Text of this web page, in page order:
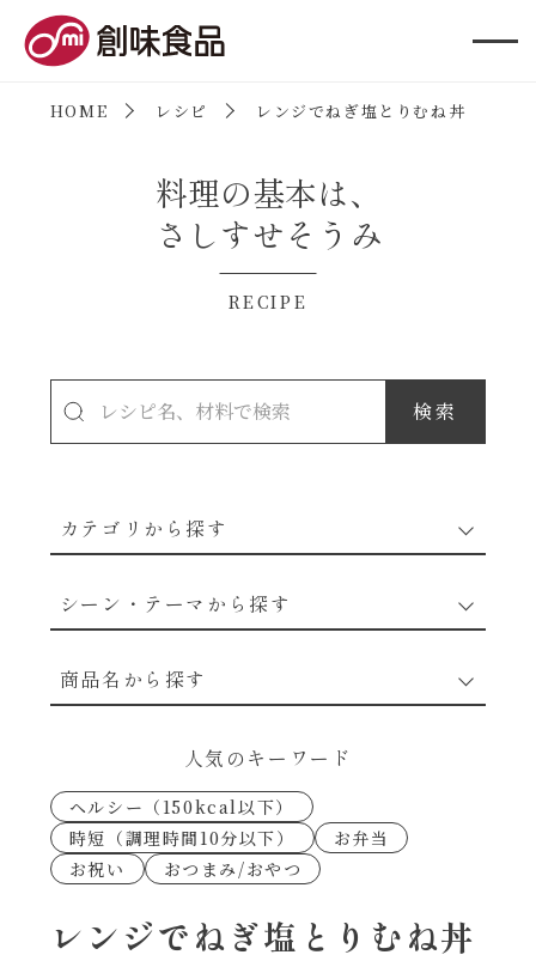
HOME レシピ レンジでねぎ塩とりむね丼
料理の基本は、
さしすせそうみ
RECIPE
カテゴリから探す
穀物類のレシピ
果実のレシピ
シーン・テーマから探す
なんでも南蛮
考えるな、二代目で炒めろ！～○○の炒め物
商品名から探す
あえるハコネーゼトマトバジル
あえるハコネーゼ高菜
あえるハコネーゼミートソース
人気のキーワード
ヘルシー（150kcal以下）
時短（調理時間10分以下）
お弁当
お祝い
おつまみ/おやつ
レンジでねぎ塩とりむね丼